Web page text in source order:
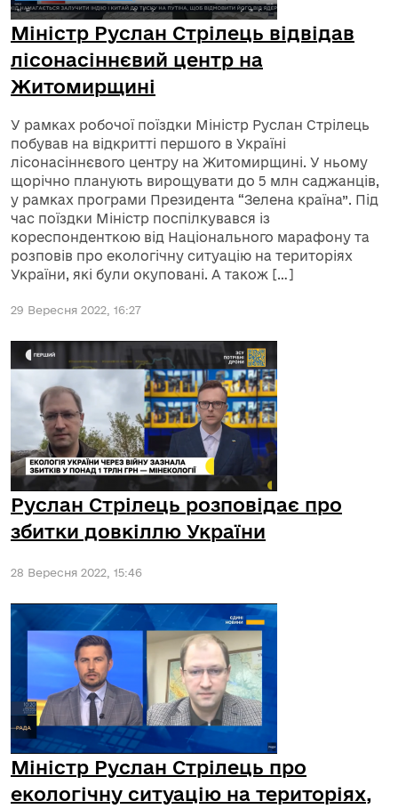
Міністр Руслан Стрілець відвідав
лісонасіннєвий центр на
Житомирщині
У рамках робочої поїздки Міністр Руслан Стрілець
побував на відкритті першого в Україні
лісонасіннєвого центру на Житомирщині. У ньому
щорічно планують вирощувати до 5 млн саджанців,
у рамках програми Президента “Зелена країна”. Під
час поїздки Міністр поспілкувався із
кореспонденткою від Національного марафону та
розповів про екологічну ситуацію на територіях
України, які були окуповані. А також […]
29 Вересня 2022, 16:27
Руслан Стрілець розповідає про
збитки довкіллю України
28 Вересня 2022, 15:46
Міністр Руслан Стрілець про
екологічну ситуацію на територіях,